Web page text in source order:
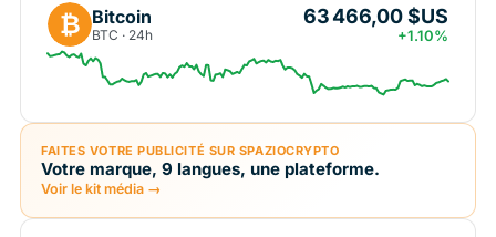
₿ Bitcoin
BTC · 24h
63 466,00 $US
+1.10%
FAITES VOTRE PUBLICITÉ SUR SPAZIOCRYPTO
Votre marque, 9 langues, une plateforme.
Voir le kit média →